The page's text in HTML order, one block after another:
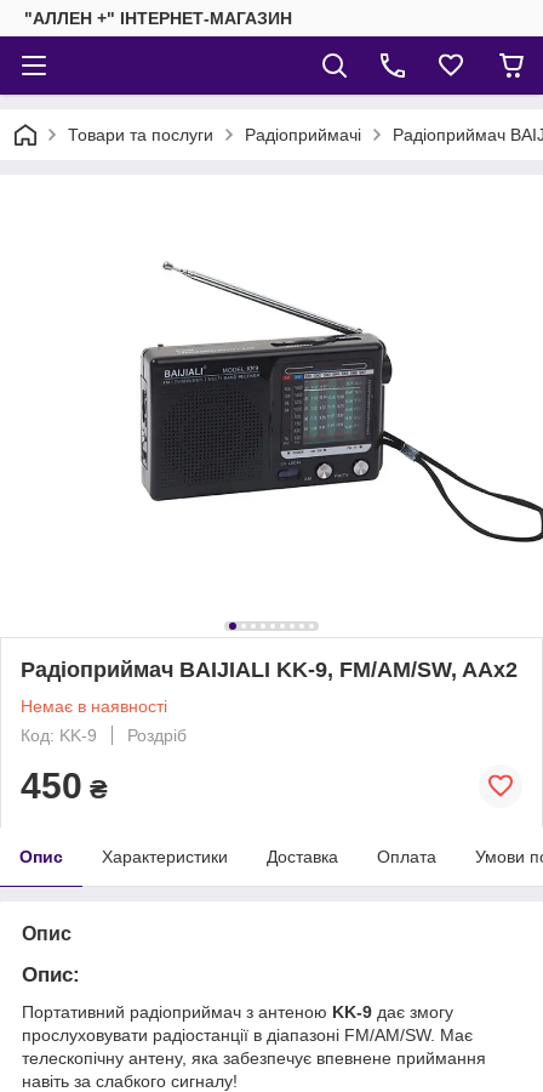
"АЛЛЕН +" ІНТЕРНЕТ-МАГАЗИН
Товари та послуги Радіоприймачі Радіоприймач
Радіоприймач BAIJIALI KK-9, FM/AM/SW, AAx2
Немає в наявності
Код: KK-9
Роздріб
450 ₴
Опис Характеристики Доставка Оплата Умови
Опис
Опис:
Портативний радіоприймач з антеною KK-9 дає змогу
прослуховувати радіостанції в діапазоні FM/AM/SW. Має
телескопічну антену, яка забезпечує впевнене приймання
навіть за слабкого сигналу!